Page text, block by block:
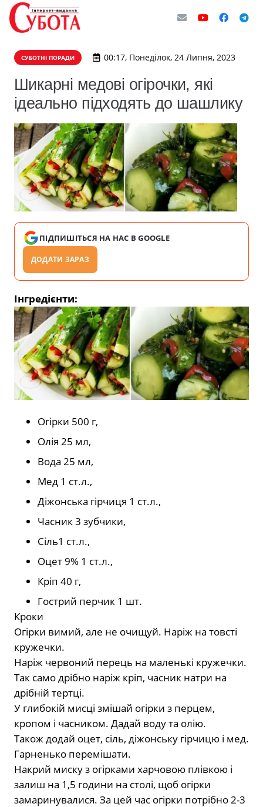
СУБОТНІ ПОРАДИ 00:17, Понеділок, 24 Липня, 2023
Шикарні медові огірочки, які
ідеально підходять до шашлику
ПІДПИШІТЬСЯ НА НАС В GOOGLE
ДОДАТИ ЗАРАЗ
Інгредієнти:
Огірки 500 г,
Олія 25 мл,
Вода 25 мл,
Мед 1 ст.л.,
Діжонська гірчиця 1 ст.л.,
Часник3 зубчики,
Сіль1 ст.л.,
Оцет 9% 1 ст.л.,
Кріп 40 г,
Гострий перчик 1 шт.
Кроки
Огірки вимий, але не очищуй. Наріж на товсті
кружечки.
Наріж червоний перець на маленькі кружечки.
Так само дрібно наріж кріп, часник натри на
дрібній тертці.
У глибокій мисці змішай огірки з перцем,
кропом і часником. Дадай воду та олію.
Також додай оцет, сіль, діжонську гірчицю і мед.
Гарненько перемішати.
Накрий миску з огірками харчовою плівкою і
залиш на 1,5 години на столі, щоб огірки
замаринувалися. За цей час огірки потрібно 2-3